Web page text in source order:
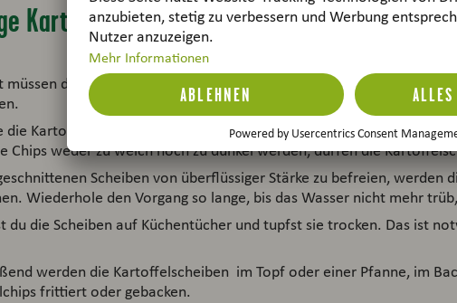
Kartoffelchips – unsere Tipps Schritt für
müssen die Kartoffeln gründlich gewaschen oder geschält werden.
die Kartoffeln dann mit einem Gemüsehobel, Sparschäler oder
Chips weder zu weich noch zu dunkel werden, dürfen die
Scheiben von überflüssiger Stärke zu befreien, werden
Wiederhole den Vorgang so lange, bis das Wasser nicht mehr
du die Scheiben auf Küchentücher und tupfst sie trocken. Das ist
werden die Kartoffelscheiben im Topf oder einer Pfanne, im
frittiert oder gebacken.